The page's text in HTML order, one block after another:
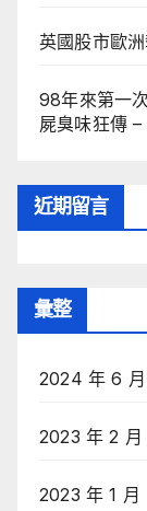
英國股市歐
98年來第一
屍臭味狂傳
近期留言
彙整
2024 年 6 月
2023 年 2 月
2023 年 1 月